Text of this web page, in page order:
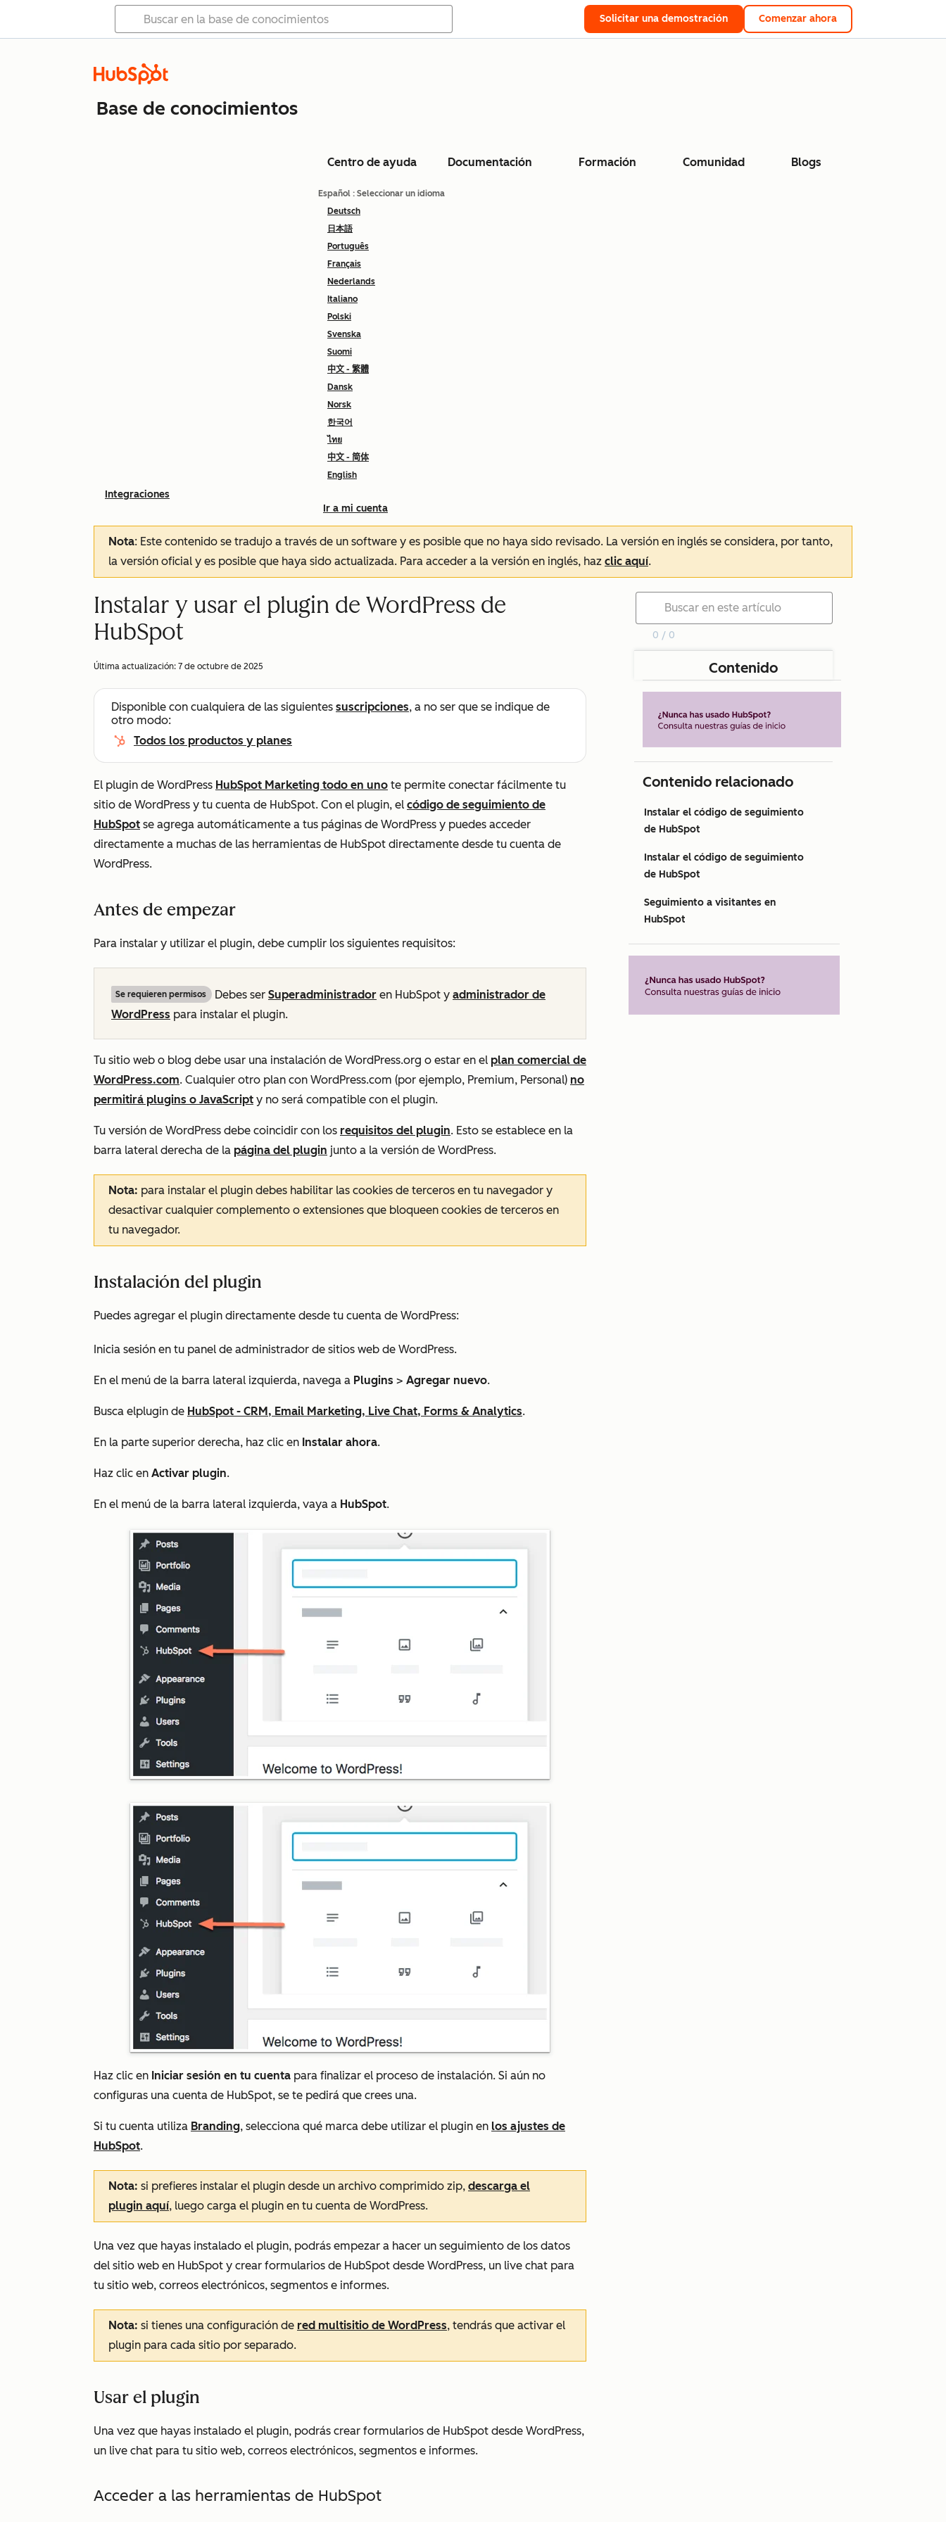
Solicitar una demostración Comenzar ahora
Base de conocimientos
Centro de ayuda Documentación Formación Comunidad Blogs
Español : Seleccionar un idioma
Deutsch
日本語
Português
Français
Nederlands
Italiano
Polski
Svenska
Suomi
中文 - 繁體
Dansk
Norsk
한국어
ไทย
中文 - 简体
English
Ir a mi cuenta
Integraciones
Nota: Este contenido se tradujo a través de un software y es posible que no haya sido revisado. La versión en inglés se considera, por tanto,
la versión oficial y es posible que haya sido actualizada. Para acceder a la versión en inglés, haz clic aquí.
Instalar y usar el plugin de WordPress de
HubSpot
Última actualización: 7 de octubre de 2025
Disponible con cualquiera de las siguientes suscripciones, a no ser que se indique de
otro modo:
Todos los productos y planes
El plugin de WordPress HubSpot Marketing todo en uno te permite conectar fácilmente tu
sitio de WordPress y tu cuenta de HubSpot. Con el plugin, el código de seguimiento de
HubSpot se agrega automáticamente a tus páginas de WordPress y puedes acceder
directamente a muchas de las herramientas de HubSpot directamente desde tu cuenta de
WordPress.
Antes de empezar
Para instalar y utilizar el plugin, debe cumplir los siguientes requisitos:
Se requieren permisos Debes ser Superadministrador en HubSpot y administrador de
WordPress para instalar el plugin.
Tu sitio web o blog debe usar una instalación de WordPress.org o estar en el plan comercial de
WordPress.com. Cualquier otro plan con WordPress.com (por ejemplo, Premium, Personal) no
permitirá plugins o JavaScript y no será compatible con el plugin.
Tu versión de WordPress debe coincidir con los requisitos del plugin. Esto se establece en la
barra lateral derecha de la página del plugin junto a la versión de WordPress.
Nota: para instalar el plugin debes habilitar las cookies de terceros en tu navegador y
desactivar cualquier complemento o extensiones que bloqueen cookies de terceros en
tu navegador.
Instalación del plugin
Puedes agregar el plugin directamente desde tu cuenta de WordPress:
Inicia sesión en tu panel de administrador de sitios web de WordPress.
En el menú de la barra lateral izquierda, navega a Plugins > Agregar nuevo.
Busca elplugin de HubSpot - CRM, Email Marketing, Live Chat, Forms & Analytics.
En la parte superior derecha, haz clic en Instalar ahora.
Haz clic en Activar plugin.
En el menú de la barra lateral izquierda, vaya a HubSpot.
Haz clic en Iniciar sesión en tu cuenta para finalizar el proceso de instalación. Si aún no
configuras una cuenta de HubSpot, se te pedirá que crees una.
Si tu cuenta utiliza Branding, selecciona qué marca debe utilizar el plugin en los ajustes de
HubSpot.
Nota: si prefieres instalar el plugin desde un archivo comprimido zip, descarga el
plugin aquí, luego carga el plugin en tu cuenta de WordPress.
Una vez que hayas instalado el plugin, podrás empezar a hacer un seguimiento de los datos
del sitio web en HubSpot y crear formularios de HubSpot desde WordPress, un live chat para
tu sitio web, correos electrónicos, segmentos e informes.
Nota: si tienes una configuración de red multisitio de WordPress, tendrás que activar el
plugin para cada sitio por separado.
Usar el plugin
Una vez que hayas instalado el plugin, podrás crear formularios de HubSpot desde WordPress,
un live chat para tu sitio web, correos electrónicos, segmentos e informes.
Acceder a las herramientas de HubSpot
0 / 0
Contenido
Contenido relacionado
Instalar el código de seguimiento
de HubSpot
Instalar el código de seguimiento
de HubSpot
Seguimiento a visitantes en
HubSpot